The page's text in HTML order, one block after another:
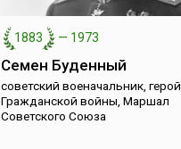
1883 — 1973
Семен Буденный
советский военачальник, герой
Гражданской войны, Маршал
Советского Союза